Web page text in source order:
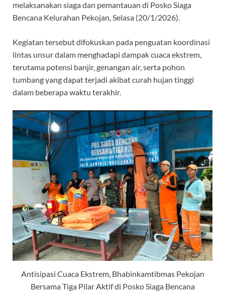
melaksanakan siaga dan pemantauan di Posko Siaga
Bencana Kelurahan Pekojan, Selasa (20/1/2026).
Kegiatan tersebut difokuskan pada penguatan koordinasi
lintas unsur dalam menghadapi dampak cuaca ekstrem,
terutama potensi banjir, genangan air, serta pohon
tumbang yang dapat terjadi akibat curah hujan tinggi
dalam beberapa waktu terakhir.
Antisipasi Cuaca Ekstrem, Bhabinkamtibmas Pekojan
Bersama Tiga Pilar Aktif di Posko Siaga Bencana